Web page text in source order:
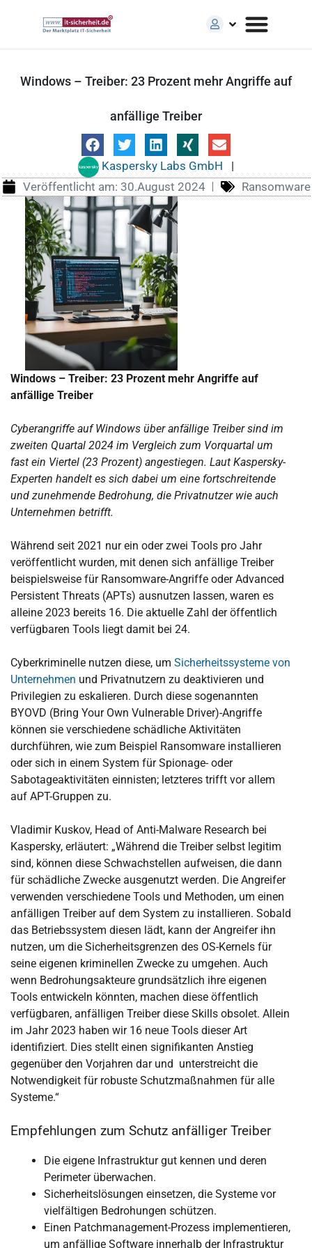
Windows – Treiber: 23 Prozent mehr Angriffe auf
anfällige Treiber
Kaspersky Labs GmbH
|
Veröffentlicht am: 30.August 2024 Ransomware
Windows – Treiber: 23 Prozent mehr Angriffe auf
anfällige Treiber
Cyberangriffe auf Windows über anfällige Treiber sind im
zweiten Quartal 2024 im Vergleich zum Vorquartal um
fast ein Viertel (23 Prozent) angestiegen. Laut Kaspersky-
Experten handelt es sich dabei um eine fortschreitende
und zunehmende Bedrohung, die Privatnutzer wie auch
Unternehmen betrifft.
Während seit 2021 nur ein oder zwei Tools pro Jahr
veröffentlicht wurden, mit denen sich anfällige Treiber
beispielsweise für Ransomware-Angriffe oder Advanced
Persistent Threats (APTs) ausnutzen lassen, waren es
alleine 2023 bereits 16. Die aktuelle Zahl der öffentlich
verfügbaren Tools liegt damit bei 24.
Cyberkriminelle nutzen diese, um Sicherheitssysteme von
Unternehmen und Privatnutzern zu deaktivieren und
Privilegien zu eskalieren. Durch diese sogenannten
BYOVD (Bring Your Own Vulnerable Driver)-Angriffe
können sie verschiedene schädliche Aktivitäten
durchführen, wie zum Beispiel Ransomware installieren
oder sich in einem System für Spionage- oder
Sabotageaktivitäten einnisten; letzteres trifft vor allem
auf APT-Gruppen zu.
Vladimir Kuskov, Head of Anti-Malware Research bei
Kaspersky, erläutert: „Während die Treiber selbst legitim
sind, können diese Schwachstellen aufweisen, die dann
für schädliche Zwecke ausgenutzt werden. Die Angreifer
verwenden verschiedene Tools und Methoden, um einen
anfälligen Treiber auf dem System zu installieren. Sobald
das Betriebssystem diesen lädt, kann der Angreifer ihn
nutzen, um die Sicherheitsgrenzen des OS-Kernels für
seine eigenen kriminellen Zwecke zu umgehen. Auch
wenn Bedrohungsakteure grundsätzlich ihre eigenen
Tools entwickeln könnten, machen diese öffentlich
verfügbaren, anfälligen Treiber diese Skills obsolet. Allein
im Jahr 2023 haben wir 16 neue Tools dieser Art
identifiziert. Dies stellt einen signifikanten Anstieg
gegenüber den Vorjahren dar und unterstreicht die
Notwendigkeit für robuste Schutzmaßnahmen für alle
Systeme.“
Empfehlungen zum Schutz anfälliger Treiber
Die eigene Infrastruktur gut kennen und deren
Perimeter überwachen.
Sicherheitslösungen einsetzen, die Systeme vor
vielfältigen Bedrohungen schützen.
Einen Patchmanagement-Prozess implementieren,
um anfällige Software innerhalb der Infrastruktur